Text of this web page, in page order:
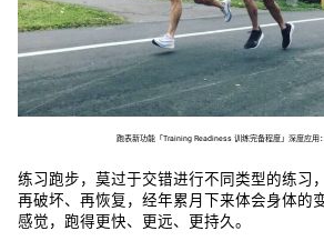
跑表新功能「Training Readiness 训练完备程度」深度应用
练习跑步，莫过于交错进行不同类型的练习
再破坏、再恢复，经年累月下来体会身体的
感觉，跑得更快、更远、更持久。